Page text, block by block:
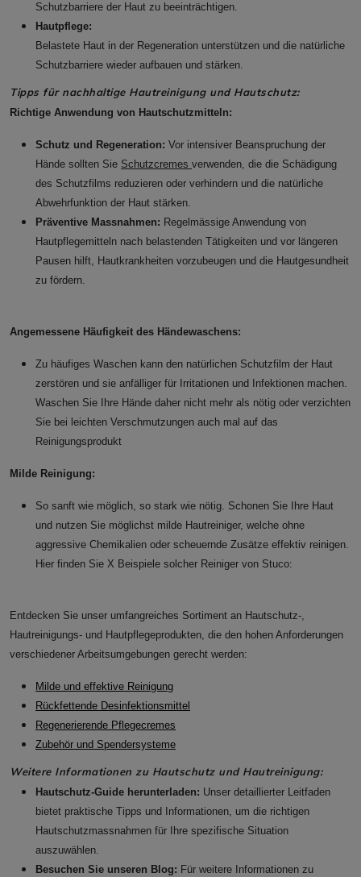
Schutzbarriere der Haut zu beeinträchtigen.
Hautpflege:
Belastete Haut in der Regeneration unterstützen und die natürliche
Schutzbarriere wieder aufbauen und stärken.
Tipps für nachhaltige Hautreinigung und Hautschutz:
Richtige Anwendung von Hautschutzmitteln:
Schutz und Regeneration: Vor intensiver Beanspruchung der
Hände sollten Sie Schutzcremes verwenden, die die Schädigung
des Schutzfilms reduzieren oder verhindern und die natürliche
Abwehrfunktion der Haut stärken.
Präventive Massnahmen: Regelmässige Anwendung von
Hautpflegemitteln nach belastenden Tätigkeiten und vor längeren
Pausen hilft, Hautkrankheiten vorzubeugen und die Hautgesundheit
zu fördern.
Angemessene Häufigkeit des Händewaschens:
Zu häufiges Waschen kann den natürlichen Schutzfilm der Haut
zerstören und sie anfälliger für Irritationen und Infektionen machen.
Waschen Sie Ihre Hände daher nicht mehr als nötig oder verzichten
Sie bei leichten Verschmutzungen auch mal auf das
Reinigungsprodukt
Milde Reinigung:
So sanft wie möglich, so stark wie nötig. Schonen Sie Ihre Haut
und nutzen Sie möglichst milde Hautreiniger, welche ohne
aggressive Chemikalien oder scheuernde Zusätze effektiv reinigen.
Hier finden Sie X Beispiele solcher Reiniger von Stuco:
Entdecken Sie unser umfangreiches Sortiment an Hautschutz-,
Hautreinigungs- und Hautpflegeprodukten, die den hohen Anforderungen
verschiedener Arbeitsumgebungen gerecht werden:
Milde und effektive Reinigung
Rückfettende Desinfektionsmittel
Regenerierende Pflegecremes
Zubehör und Spendersysteme
Weitere Informationen zu Hautschutz und Hautreinigung:
Hautschutz-Guide herunterladen: Unser detaillierter Leitfaden
bietet praktische Tipps und Informationen, um die richtigen
Hautschutzmassnahmen für Ihre spezifische Situation
auszuwählen.
Besuchen Sie unseren Blog: Für weitere Informationen zu